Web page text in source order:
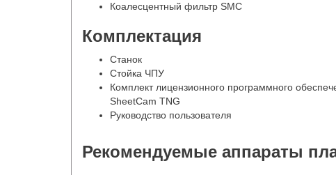
Коалесцентный фильтр SMC
Комплектация
Станок
Стойка ЧПУ
Комплект лицензионного программного
SheetCam TNG
Руководство пользователя
Рекомендуемые аппараты